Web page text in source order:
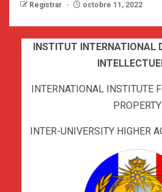
Registrar octobre 11, 2022
INSTITUT INTERNATIONAL
INTERNATIONAL INSTITUTE
PROPERTY
INTER-UNIVERSITY HIGHER